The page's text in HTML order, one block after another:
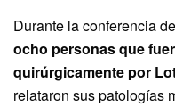
Durante la conferencia
ocho personas que
quirúrgicamente por
relataron sus patologías